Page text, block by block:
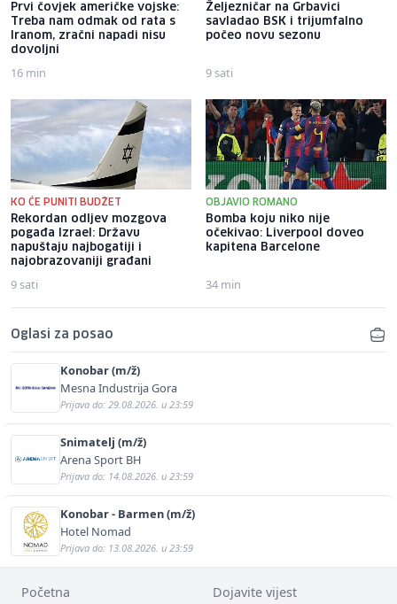
Prvi čovjek američke vojske:
Treba nam odmak od rata s
Iranom, zračni napadi nisu
dovoljni
16 min
Željezničar na Grbavici
savladao BSK i trijumfalno
počeo novu sezonu
9 sati
KO ĆE PUNITI BUDŽET
Rekordan odljev mozgova
pogađa Izrael: Državu
napuštaju najbogatiji i
najobrazovaniji građani
9 sati
OBJAVIO ROMANO
Bomba koju niko nije
očekivao: Liverpool doveo
kapitena Barcelone
34 min
Oglasi za posao
Konobar (m/ž)
Mesna Industrija Gora
Prijava do: 29.08.2026. u 23:59
Snimatelj (m/ž)
Arena Sport BH
Prijava do: 14.08.2026. u 23:59
Konobar - Barmen (m/ž)
Hotel Nomad
Prijava do: 13.08.2026. u 23:59
Početna Dojavite vijest